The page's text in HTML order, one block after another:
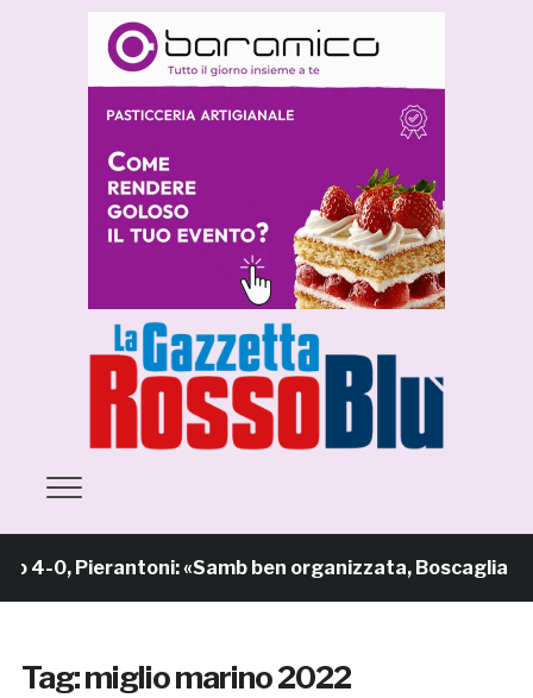
4-0, Pierantoni: «Samb ben organizzata, Boscaglia è
Tag:miglio marino 2022